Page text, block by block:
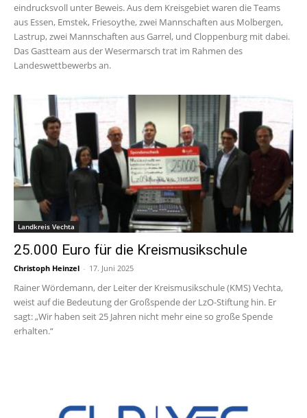
eindrucksvoll unter Beweis. Aus dem Kreisgebiet waren die Teams
aus Essen, Emstek, Friesoythe, zwei Mannschaften aus Molbergen,
Lastrup, zwei Mannschaften aus Garrel, und Cloppenburg mit dabei.
Das Gastteam aus der Wesermarsch trat im Rahmen des
Landeswettbewerbs an.
Landkreis Vechta
25.000 Euro für die Kreismusikschule
Christoph Heinzel - 17. Juni 2025
Rainer Wördemann, der Leiter der Kreismusikschule (KMS) Vechta,
weist auf die Bedeutung der Großspende der LzO-Stiftung hin. Er
sagt: „Wir haben seit 25 Jahren nicht mehr eine so große Spende
erhalten.“